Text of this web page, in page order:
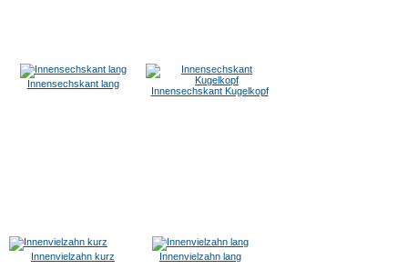
Innensechskant lang
Innensechskant Kugelkopf
Innenvielzahn kurz Innenvielzahn lang